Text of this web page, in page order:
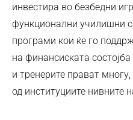
инвестира во безбедни
функционални училишни
програми кои ќе го
на финансиската
и тренерите прават
од институциите нивните